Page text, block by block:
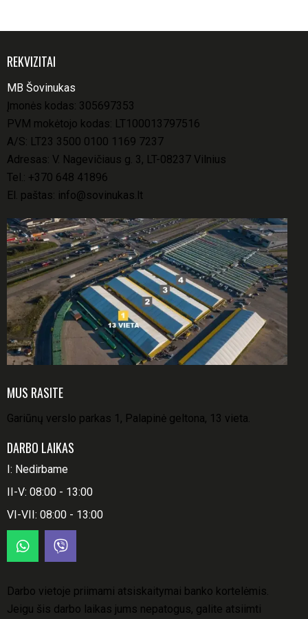
REKVIZITAI
MB Šovinukas
Įmonės kodas: 305697353
PVM mokėtojo kodas: LT100013797516
A/S: LT23 3500 0100 1169 7237
Adresas: V. Nagevičiaus g. 3, LT-08237 Vilnius
Tel.: +370 648 41896
El. paštas: info@sovinukas.lt
MUS RASITE
Gariūnų verslo parkas 1, Palapinė geltona, 13 vieta.
DARBO LAIKAS
I: Nedirbame
II-V: 08:00 - 13:00
VI-VII: 08:00 - 13:00
Darbo vietoje priimami atsiskaitymai banko kortelėmis.
Jeigu šis darbo laikas jums nepatogus, galite atsiimti